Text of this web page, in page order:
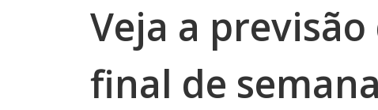
Veja a
final de semana